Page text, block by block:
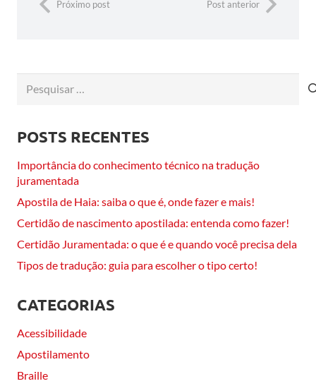
Próximo post Post anterior
POSTS RECENTES
Importância do conhecimento técnico na tradução
juramentada
Apostila de Haia: saiba o que é, onde fazer e mais!
Certidão de nascimento apostilada: entenda como fazer!
Certidão Juramentada: o que é e quando você precisa dela
Tipos de tradução: guia para escolher o tipo certo!
CATEGORIAS
Acessibilidade
Apostilamento
Braille